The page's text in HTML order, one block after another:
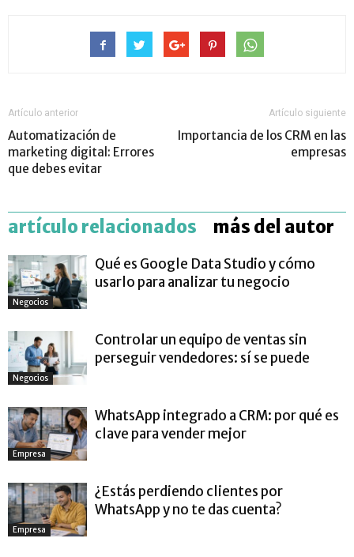
Artículo anterior
Automatización de
marketing digital: Errores
que debes evitar
Artículo siguiente
Importancia de los CRM en las
empresas
artículo relacionados más del autor
Negocios
Qué es Google Data Studio y cómo
usarlo para analizar tu negocio
Negocios
Controlar un equipo de ventas sin
perseguir vendedores: sí se puede
Empresa
WhatsApp integrado a CRM: por qué es
clave para vender mejor
Empresa
¿Estás perdiendo clientes por
WhatsApp y no te das cuenta?